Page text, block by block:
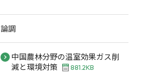
論調
中国農林分野の温室効果ガス削
減と環境対策
881.2KB